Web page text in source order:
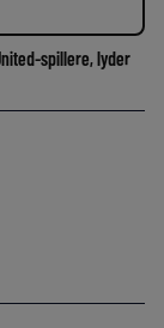
spillere, lyder